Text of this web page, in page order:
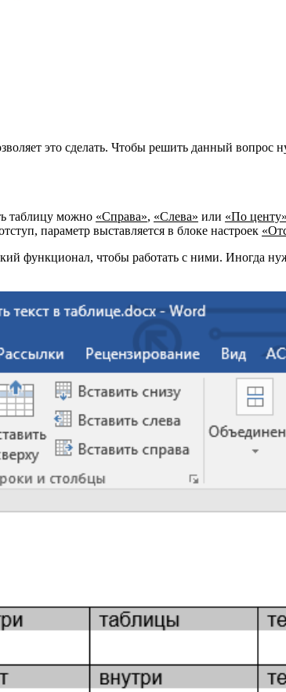
это сделать. Чтобы решить данный вопрос
таблицу можно «Справа», «Слева» или «По центу»
параметр выставляется в блоке настроек
функционал, чтобы работать с ними. Иногда